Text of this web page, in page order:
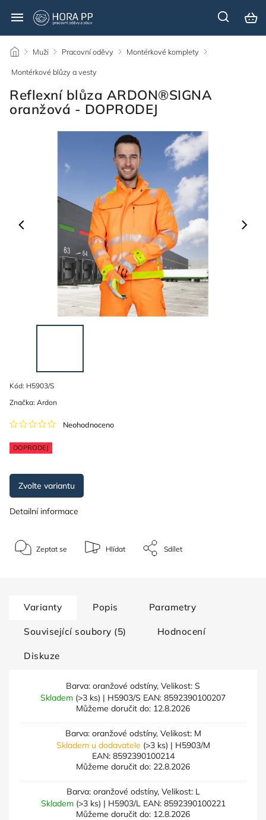
/ Muži / Pracovní oděvy / Montérkové komplety /
Montérkové blůzy a vesty
Reflexní blůza ARDON®SIGNA
oranžová - DOPRODEJ
Kód: H5903/S
DOPRODEJ
Neohodnoceno
Značka: Ardon
Zvolte variantu
Detailní informace
Zeptat se Hlídat Sdílet
Varianty Popis Parametry
Související soubory (5) Hodnocení
Diskuze
Barva: oranžové odstíny, Velikost: S
Skladem (>3 ks) | H5903/S EAN: 8592390100207
Můžeme doručit do: 12.8.2026
Barva: oranžové odstíny, Velikost: M
Skladem u dodavatele (>3 ks) | H5903/M
EAN: 8592390100214
Můžeme doručit do: 22.8.2026
Barva: oranžové odstíny, Velikost: L
Skladem (>3 ks) | H5903/L EAN: 8592390100221
Můžeme doručit do: 12.8.2026